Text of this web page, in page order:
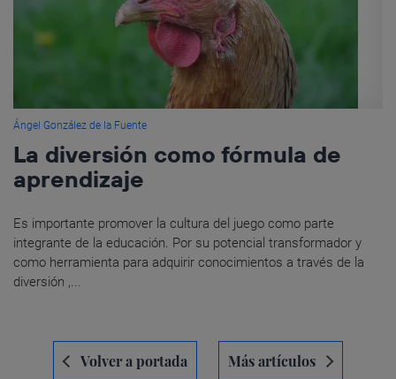
Ángel González de la Fuente
La diversión como fórmula de
aprendizaje
Es importante promover la cultura del juego como parte
integrante de la educación. Por su potencial transformador y
como herramienta para adquirir conocimientos a través de la
diversión ,...
NavegaciónVolver a portada Más artículos